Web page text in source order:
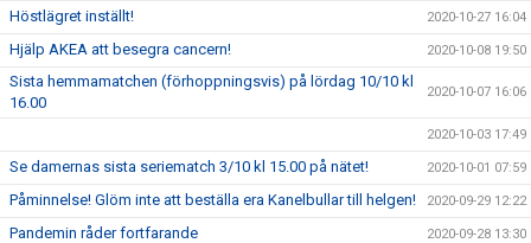
Höstlägret inställt! 2020-10-27 16:04
Hjälp AKEA att besegra cancern! 2020-10-08 19:50
Sista hemmamatchen (förhoppningsvis) på lördag 10/10 kl
16.00
2020-10-07 16:06
2020-10-03 17:49
Se damernas sista seriematch 3/10 kl 15.00 på nätet! 2020-10-01 07:59
Påminnelse! Glöm inte att beställa era Kanelbullar till helgen! 2020-09-29 12:22
Pandemin råder fortfarande 2020-09-28 13:30